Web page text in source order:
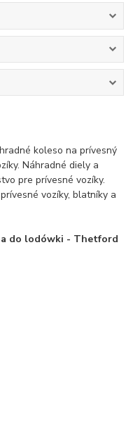
koleso na prívesný
Náhradné diely a
pre prívesné vozíky.
vozíky, blatníky a
do lodówki - Thetford